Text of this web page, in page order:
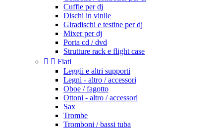
Cuffie per dj
Dischi in vinile
Giradischi e testine per dj
Mixer per dj
Porta cd / dvd
Strutture rack e flight case
  Fiati
Leggii e altri supporti
Legni - altro / accessori
Oboe / fagotto
Ottoni - altro / accessori
Sax
Trombe
Tromboni / bassi tuba